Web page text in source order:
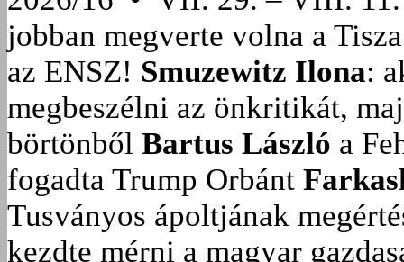
jobban megverte volna a
az ENSZ! Smuzewitz Ilona:
megbeszélni az önkritikát,
börtönből Bartus László a
fogadta Trump Orbánt
Tusványos ápoltjának
kezdte mérni a magyar